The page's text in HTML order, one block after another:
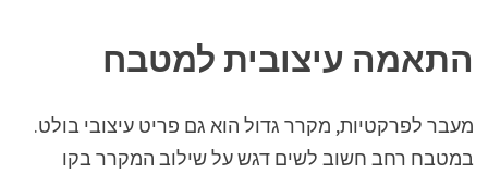
התאמה עיצובית למטבח
מעבר לפרקטיות, מקרר גדול הוא גם פריט עיצובי בולט.
במטבח רחב חשוב לשים דגש על שילוב המקרר בקו